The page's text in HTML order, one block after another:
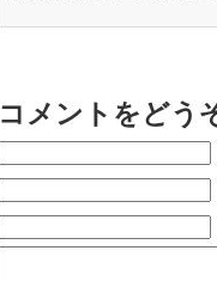
コメントをどう